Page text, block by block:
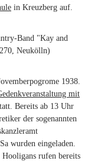
in Kreuzberg auf.
Band "Kay and
Neukölln)
1938.
mit
Bereits ab 13 Uhr
der sogenannten
wurden eingeladen.
rufen bereits